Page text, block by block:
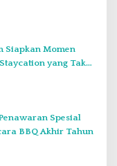
Siapkan Momen
yang Tak
Spesial
BBQ Akhir Tahun